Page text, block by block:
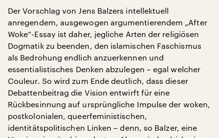
Der Vorschlag von Jens Balzers intellektuell
anregendem, ausgewogen argumentierendem „After
Woke“-Essay ist daher, jegliche Arten der religiösen
Dogmatik zu beenden, den islamischen Faschismus
als Bedrohung endlich anzuerkennen und
essentialistisches Denken abzulegen – egal welcher
Couleur. So wird zum Ende deutlich, dass dieser
Debattenbeitrag die Vision entwirft für eine
Rückbesinnung auf ursprüngliche Impulse der woken,
postkolonialen, queerfeministischen,
identitätspolitischen Linken – denn, so Balzer, eine